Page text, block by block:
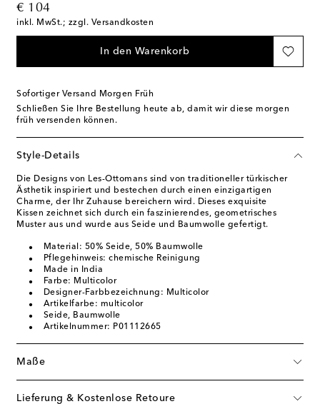
€ 104
original price
inkl. MwSt.; zzgl. Versandkosten
In den Warenkorb
Sofortiger Versand Morgen Früh
Schließen Sie Ihre Bestellung heute ab, damit wir diese morgen
früh versenden können.
Style-Details
Die Designs von Les-Ottomans sind von traditioneller türkischer
Ästhetik inspiriert und bestechen durch einen einzigartigen
Charme, der Ihr Zuhause bereichern wird. Dieses exquisite
Kissen zeichnet sich durch ein faszinierendes, geometrisches
Muster aus und wurde aus Seide und Baumwolle gefertigt.
Material: 50% Seide, 50% Baumwolle
Pflegehinweis: chemische Reinigung
Made in India
Farbe: Multicolor
Designer-Farbbezeichnung: Multicolor
Artikelfarbe: multicolor
Seide, Baumwolle
Artikelnummer: P01112665
Maße
Lieferung & Kostenlose Retoure